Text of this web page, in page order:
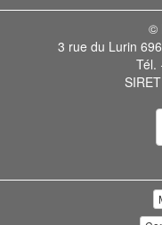
©
3 rue du Lurin
Tél.